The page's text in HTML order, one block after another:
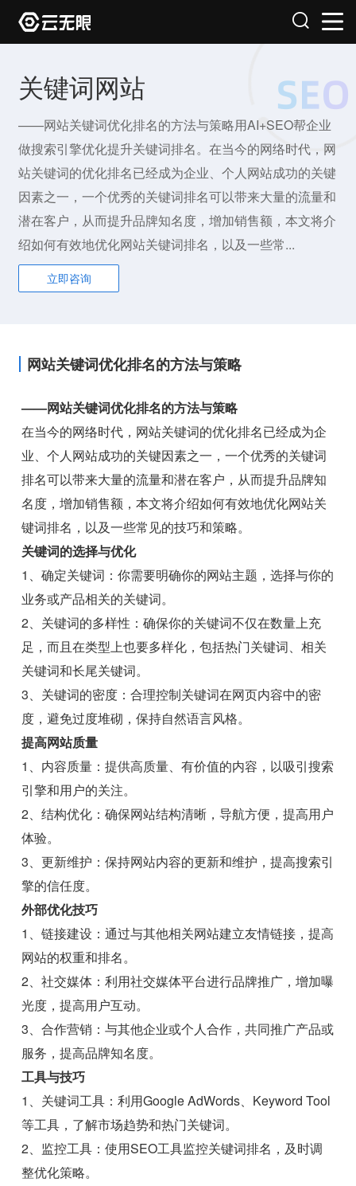
关键词网站
——网站关键词优化排名的方法与策略用AI+SEO帮企业
做搜索引擎优化提升关键词排名。在当今的网络时代，网
站关键词的优化排名已经成为企业、个人网站成功的关键
因素之一，一个优秀的关键词排名可以带来大量的流量和
潜在客户，从而提升品牌知名度，增加销售额，本文将介
绍如何有效地优化网站关键词排名，以及一些常...
立即咨询
网站关键词优化排名的方法与策略
——网站关键词优化排名的方法与策略
在当今的网络时代，网站关键词的优化排名已经成为企
业、个人网站成功的关键因素之一，一个优秀的关键词
排名可以带来大量的流量和潜在客户，从而提升品牌知
名度，增加销售额，本文将介绍如何有效地优化网站关
键词排名，以及一些常见的技巧和策略。
关键词的选择与优化
1、确定关键词：你需要明确你的网站主题，选择与你的
业务或产品相关的关键词。
2、关键词的多样性：确保你的关键词不仅在数量上充
足，而且在类型上也要多样化，包括热门关键词、相关
关键词和长尾关键词。
3、关键词的密度：合理控制关键词在网页内容中的密
度，避免过度堆砌，保持自然语言风格。
提高网站质量
1、内容质量：提供高质量、有价值的内容，以吸引搜索
引擎和用户的关注。
2、结构优化：确保网站结构清晰，导航方便，提高用户
体验。
3、更新维护：保持网站内容的更新和维护，提高搜索引
擎的信任度。
外部优化技巧
1、链接建设：通过与其他相关网站建立友情链接，提高
网站的权重和排名。
2、社交媒体：利用社交媒体平台进行品牌推广，增加曝
光度，提高用户互动。
3、合作营销：与其他企业或个人合作，共同推广产品或
服务，提高品牌知名度。
工具与技巧
1、关键词工具：利用Google AdWords、Keyword Tool
等工具，了解市场趋势和热门关键词。
2、监控工具：使用SEO工具监控关键词排名，及时调
整优化策略。